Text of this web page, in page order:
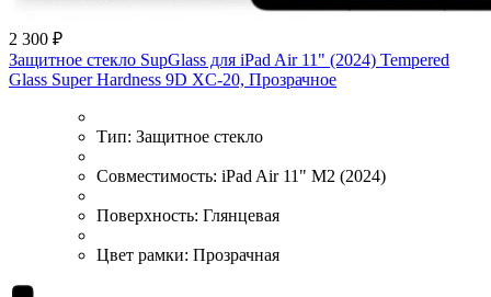
2 300 ₽
Защитное стекло SupGlass для iPad Air 11" (2024) Tempered
Glass Super Hardness 9D XC-20, Прозрачное
Тип: Защитное стекло
Совместимость: iPad Air 11" M2 (2024)
Поверхность: Глянцевая
Цвет рамки: Прозрачная